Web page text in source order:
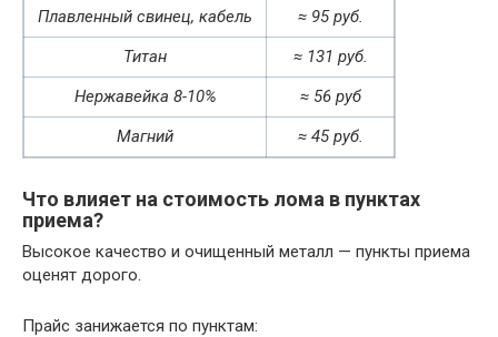
Плавленный свинец, кабель
≈ 95 руб.
Титан
≈ 131 руб.
Нержавейка 8-10%
≈ 56 руб
Магний
≈ 45 руб.
Что влияет на стоимость лома в пунктах
приема?
Высокое качество и очищенный металл — пункты приема
оценят дорого.
Прайс занижается по пунктам: